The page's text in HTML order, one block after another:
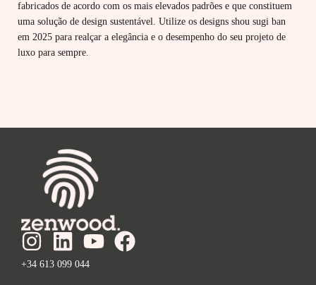
fabricados de acordo com os mais elevados padrões e que constituem
uma solução de design sustentável. Utilize os designs shou sugi ban
em 2025 para realçar a elegância e o desempenho do seu projeto de
luxo para sempre.
+34 613 099 044